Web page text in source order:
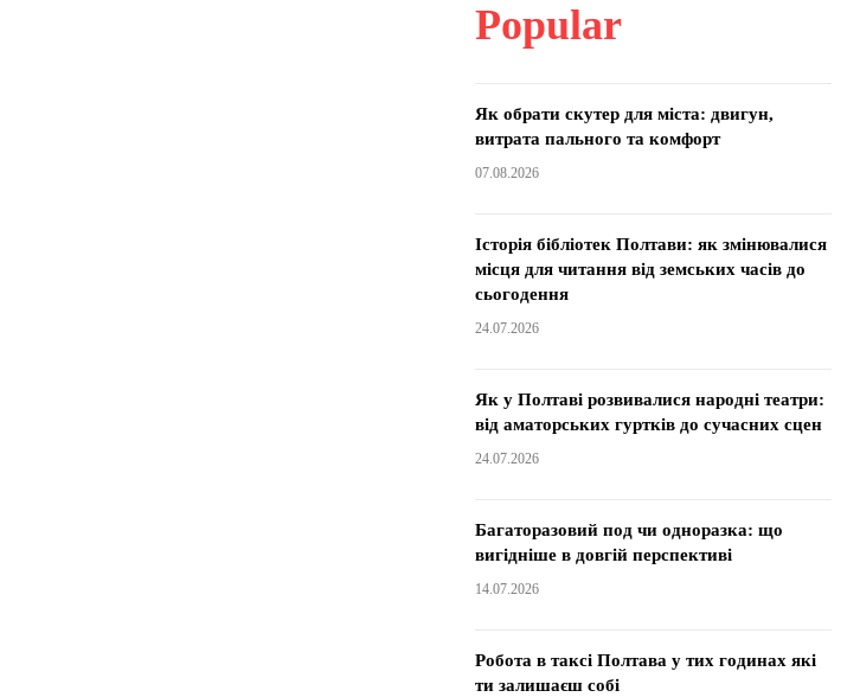
Popular
Як обрати скутер для міста: двигун,
витрата пального та комфорт
07.08.2026
Історія бібліотек Полтави: як змінювалися
місця для читання від земських часів до
сьогодення
24.07.2026
Як у Полтаві розвивалися народні театри:
від аматорських гуртків до сучасних сцен
24.07.2026
Багаторазовий под чи одноразка: що
вигідніше в довгій перспективі
14.07.2026
Робота в таксі Полтава у тих годинах які
ти залишаєш собі